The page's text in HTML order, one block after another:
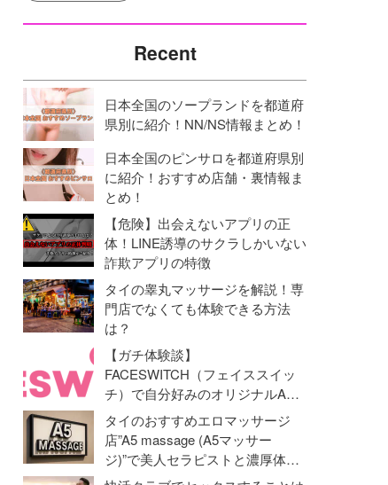
Recent
日本全国のソープランドを都道府
県別に紹介！NN/NS情報まとめ！
日本全国のピンサロを都道府県別
に紹介！おすすめ店舗・裏情報ま
とめ！
【危険】出会えないアプリの正
体！LINE誘導のサクラしかいない
詐欺アプリの特徴
タイの睾丸マッサージを解説！専
門店でなくても体験できる方法
は？
【ガチ体験談】
FACESWITCH（フェイススイッ
チ）で自分好みのオリジナルAV
動画を作成！オナニーライフに革
命勃発！
タイのおすすめエロマッサージ
店”A5 massage (A5マッサー
ジ)”で美人セラピストと濃厚体験
【抜き・本番】